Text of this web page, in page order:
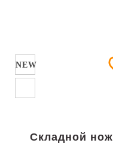
NEW
Складной нож